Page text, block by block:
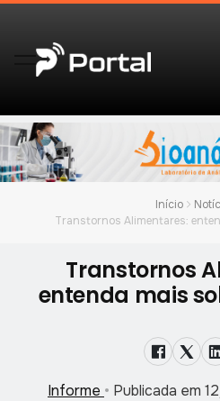
Início
Transtornos Alimentares:
Transtornos
entenda mais
Informe • Publicada em